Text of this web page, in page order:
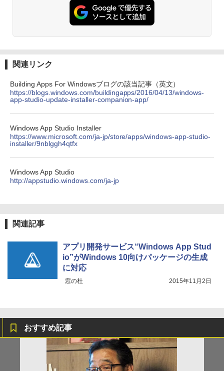
関連リンク
Building Apps For Windowsブログの該当記事（英文）
https://blogs.windows.com/buildingapps/2016/04/13/windows-
app-studio-update-installer-companion-app/
Windows App Studio Installer
https://www.microsoft.com/ja-jp/store/apps/windows-app-studio-
installer/9nblggh4qtfx
Windows App Studio
http://appstudio.windows.com/ja-jp
関連記事
アプリ開発サービス“Windows App Stud
io”がWindows 10向けパッケージの生成
に対応
窓の杜 2015年11月2日
おすすめ記事